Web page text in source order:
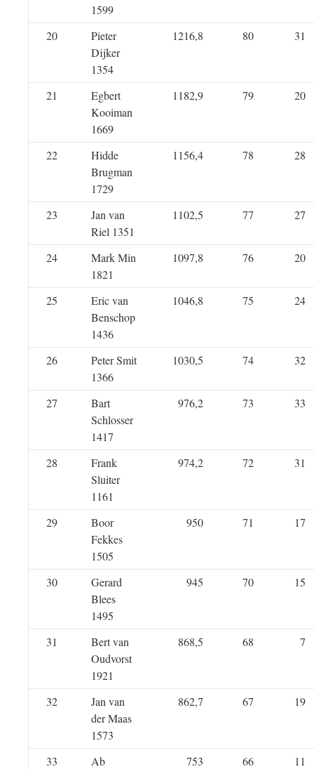
1599
20
Pieter
Dijker
1354
1216,8 80 31
21
Egbert
Kooiman
1669
1182,9 79 20
22
Hidde
Brugman
1729
1156,4 78 28
23
Jan van
Riel 1351
1102,5 77 27
24
Mark Min
1821
1097,8 76 20
25
Eric van
Benschop
1436
1046,8 75 24
26
Peter Smit
1366
1030,5 74 32
27
Bart
Schlosser
1417
976,2 73 33
28
Frank
Sluiter
1161
974,2 72 31
29
Boor
Fekkes
1505
950 71 17
30
Gerard
Blees
1495
945 70 15
31
Bert van
Oudvorst
1921
868,5 68 7
32
Jan van
der Maas
1573
862,7 67 19
33
Ab
753 66 11